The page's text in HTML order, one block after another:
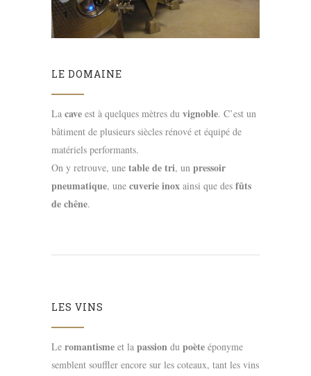
LE DOMAINE
La cave est à quelques mètres du vignoble. C’est un
bâtiment de plusieurs siècles rénové et équipé de
matériels performants.
On y retrouve, une table de tri, un pressoir
pneumatique, une cuverie inox ainsi que des fûts
de chêne.
LES VINS
Le romantisme et la passion du poète éponyme
semblent souffler encore sur les coteaux, tant les vins